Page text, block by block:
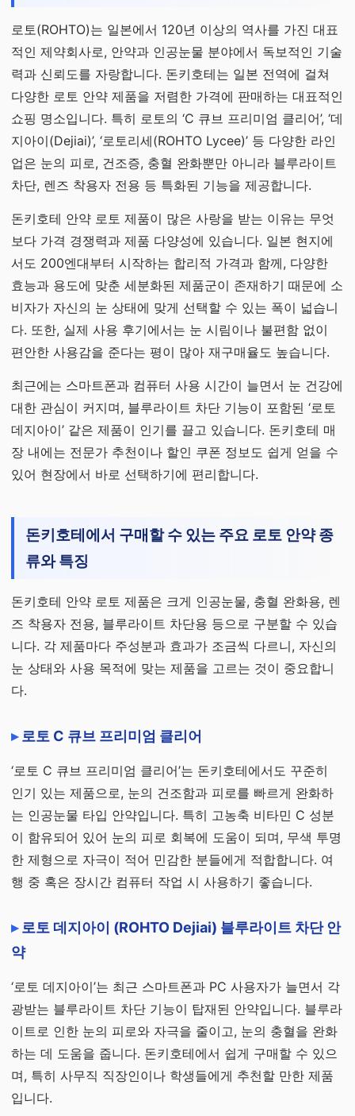
로토(ROHTO)는 일본에서 120년 이상의 역사를 가진 대표
적인 제약회사로, 안약과 인공눈물 분야에서 독보적인 기술
력과 신뢰도를 자랑합니다. 돈키호테는 일본 전역에 걸쳐
다양한 로토 안약 제품을 저렴한 가격에 판매하는 대표적인
쇼핑 명소입니다. 특히 로토의 ‘C 큐브 프리미엄 클리어’, ‘데
지아이(Dejiai)’, ‘로토리세(ROHTO Lycee)’ 등 다양한 라인
업은 눈의 피로, 건조증, 충혈 완화뿐만 아니라 블루라이트
차단, 렌즈 착용자 전용 등 특화된 기능을 제공합니다.
돈키호테 안약 로토 제품이 많은 사랑을 받는 이유는 무엇
보다 가격 경쟁력과 제품 다양성에 있습니다. 일본 현지에
서도 200엔대부터 시작하는 합리적 가격과 함께, 다양한
효능과 용도에 맞춘 세분화된 제품군이 존재하기 때문에 소
비자가 자신의 눈 상태에 맞게 선택할 수 있는 폭이 넓습니
다. 또한, 실제 사용 후기에서는 눈 시림이나 불편함 없이
편안한 사용감을 준다는 평이 많아 재구매율도 높습니다.
최근에는 스마트폰과 컴퓨터 사용 시간이 늘면서 눈 건강에
대한 관심이 커지며, 블루라이트 차단 기능이 포함된 ‘로토
데지아이’ 같은 제품이 인기를 끌고 있습니다. 돈키호테 매
장 내에는 전문가 추천이나 할인 쿠폰 정보도 쉽게 얻을 수
있어 현장에서 바로 선택하기에 편리합니다.
돈키호테에서 구매할 수 있는 주요 로토 안약 종
류와 특징
돈키호테 안약 로토 제품은 크게 인공눈물, 충혈 완화용, 렌
즈 착용자 전용, 블루라이트 차단용 등으로 구분할 수 있습
니다. 각 제품마다 주성분과 효과가 조금씩 다르니, 자신의
눈 상태와 사용 목적에 맞는 제품을 고르는 것이 중요합니
다.
로토 C 큐브 프리미엄 클리어
‘로토 C 큐브 프리미엄 클리어’는 돈키호테에서도 꾸준히
인기 있는 제품으로, 눈의 건조함과 피로를 빠르게 완화하
는 인공눈물 타입 안약입니다. 특히 고농축 비타민 C 성분
이 함유되어 있어 눈의 피로 회복에 도움이 되며, 무색 투명
한 제형으로 자극이 적어 민감한 분들에게 적합합니다. 여
행 중 혹은 장시간 컴퓨터 작업 시 사용하기 좋습니다.
로토 데지아이 (ROHTO Dejiai) 블루라이트 차단 안
약
‘로토 데지아이’는 최근 스마트폰과 PC 사용자가 늘면서 각
광받는 블루라이트 차단 기능이 탑재된 안약입니다. 블루라
이트로 인한 눈의 피로와 자극을 줄이고, 눈의 충혈을 완화
하는 데 도움을 줍니다. 돈키호테에서 쉽게 구매할 수 있으
며, 특히 사무직 직장인이나 학생들에게 추천할 만한 제품
입니다.